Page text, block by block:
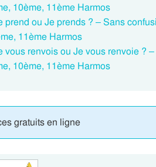
10ème, 11ème Harmos
prend ou Je prends ? – Sans
11ème Harmos
vous renvois ou Je vous renvoie ?
10ème, 11ème Harmos
gratuits en ligne